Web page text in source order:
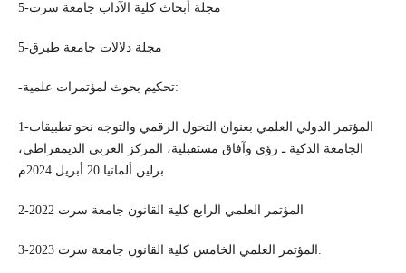
5-مجلة أبحاث كلية الآداب جامعة سرت
5-مجلة دلالات جامعة طبرق
-تحكيم بحوث لمؤتمرات علمية:
1-المؤتمر الدولي العلمي بعنوان التحول الرقمي والتوجه نحو تطبيقات
الجامعة الذكية ـ رؤى وآفاق مستقبلية، المركز العربي الديمقراطي،
برلين ألمانيا 20 أبريل 2024م.
2-المؤتمر العلمي الرابع كلية القانون جامعة سرت 2022
3-المؤتمر العلمي الخامس كلية القانون جامعة سرت 2023.